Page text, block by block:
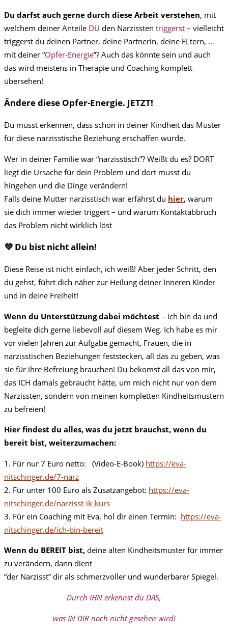
Du darfst auch gerne durch diese Arbeit verstehen, mit
welchem deiner Anteile DU den Narzissten triggerst – vielleicht
triggerst du deinen Partner, deine Partnerin, deine ELtern, …
mit deiner “Opfer-Energie”? Auch das könnte sein und auch
das wird meistens in Therapie und Coaching komplett
übersehen!
Ändere diese Opfer-Energie. JETZT!
Du musst erkennen, dass schon in deiner Kindheit das Muster
für diese narzisstische Beziehung erschaffen wurde.
Wer in deiner Familie war “narzisstisch”? Weißt du es? DORT
liegt die Ursache für dein Problem und dort musst du
hingehen und die Dinge verändern!
Falls deine Mutter narzisstisch war erfährst du hier, warum
sie dich immer wieder triggert – und warum Kontaktabbruch
das Problem nicht wirklich löst
💜 Du bist nicht allein!
Diese Reise ist nicht einfach, ich weiß! Aber jeder Schritt, den
du gehst, führt dich näher zur Heilung deiner Inneren Kinder
und in deine Freiheit!
Wenn du Unterstützung dabei möchtest – ich bin da und
begleite dich gerne liebevoll auf diesem Weg. Ich habe es mir
vor vielen Jahren zur Aufgabe gemacht, Frauen, die in
narzisstischen Beziehungen feststecken, all das zu geben, was
sie für ihre Befreiung brauchen! Du bekomst all das von mir,
das ICH damals gebraucht hätte, um mich nicht nur von dem
Narzissten, sondern von meinen kompletten Kindheitsmustern
zu befreien!
Hier findest du alles, was du jetzt brauchst, wenn du
bereit bist, weiterzumachen:
1. Für nur 7 Euro netto: (Video-E-Book) https://eva-
nitschinger.de/7-narz
2. Für unter 100 Euro als Zusatzangebot: https://eva-
nitschinger.de/narzisst-ik-kurs
3. Für ein Coaching mit Eva, hol dir einen Termin: https://eva-
nitschinger.de/ich-bin-bereit
Wenn du BEREIT bist, deine alten Kindheitsmuster für immer
zu verändern, dann dient
“der Narzisst” dir als schmerzvoller und wunderbarer Spiegel.
Durch IHN erkennst du DAS,
was IN DIR noch nicht gesehen wird!